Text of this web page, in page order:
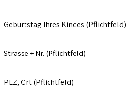
Geburtstag Ihres Kindes (Pflichtfeld)
Strasse + Nr. (Pflichtfeld)
PLZ, Ort (Pflichtfeld)